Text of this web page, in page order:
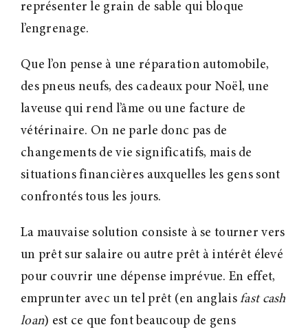
représenter le grain de sable qui bloque
l’engrenage.
Que l’on pense à une réparation automobile,
des pneus neufs, des cadeaux pour Noël, une
laveuse qui rend l’âme ou une facture de
vétérinaire. On ne parle donc pas de
changements de vie significatifs, mais de
situations financières auxquelles les gens sont
confrontés tous les jours.
La mauvaise solution consiste à se tourner vers
un prêt sur salaire ou autre prêt à intérêt élevé
pour couvrir une dépense imprévue. En effet,
emprunter avec un tel prêt (en anglaisfast cash
loan) est ce que font beaucoup de gens